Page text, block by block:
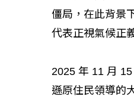
僵局，在此背景
代表正視氣候正
2025 年 11 月
遜原住民領導的